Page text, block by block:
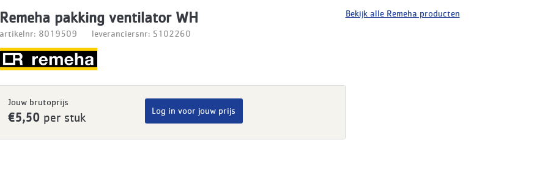
Remeha pakking ventilator WH
artikelnr: 8019509 leveranciersnr: S102260
Jouw brutoprijs
€5,50 per stuk
Log in voor jouw prijs
Bekijk alle Remeha producten